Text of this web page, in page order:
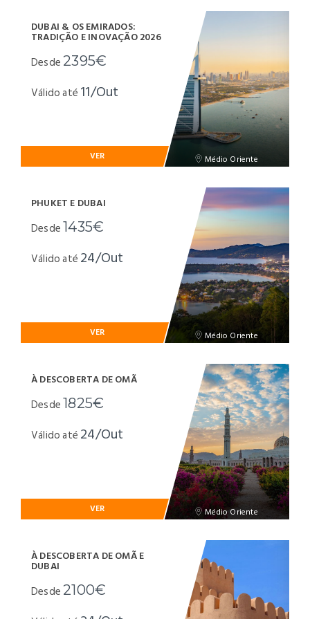
Médio Oriente
DUBAI & OS EMIRADOS:
TRADIÇÃO E INOVAÇÃO 2026
Desde 2395€
Válido até 11/Out
VER
Médio Oriente
PHUKET E DUBAI
Desde1435€
Válido até 24/Out
VER
Médio Oriente
À DESCOBERTA DE OMÃ
Desde1825€
Válido até 24/Out
VER
À DESCOBERTA DE OMÃ E
DUBAI
Desde 2100€